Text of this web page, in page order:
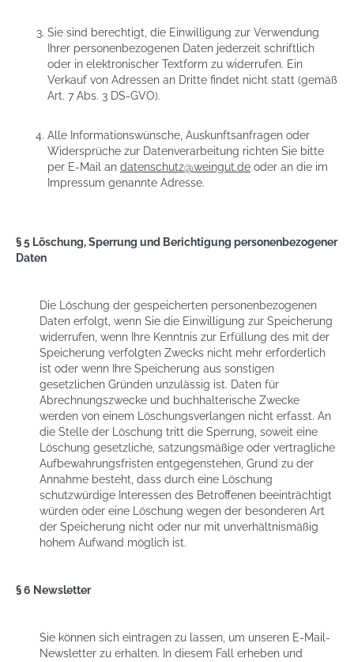
Sie sind berechtigt, die Einwilligung zur Verwendung
Ihrer personenbezogenen Daten jederzeit schriftlich
oder in elektronischer Textform zu widerrufen. Ein
Verkauf von Adressen an Dritte findet nicht statt (gemäß
Art. 7 Abs. 3 DS-GVO).
Alle Informationswünsche, Auskunftsanfragen oder
Widersprüche zur Datenverarbeitung richten Sie bitte
per E-Mail an datenschutz@weingut.de oder an die im
Impressum genannte Adresse.
§ 5 Löschung, Sperrung und Berichtigung personenbezogener
Daten
Die Löschung der gespeicherten personenbezogenen
Daten erfolgt, wenn Sie die Einwilligung zur Speicherung
widerrufen, wenn Ihre Kenntnis zur Erfüllung des mit der
Speicherung verfolgten Zwecks nicht mehr erforderlich
ist oder wenn Ihre Speicherung aus sonstigen
gesetzlichen Gründen unzulässig ist. Daten für
Abrechnungszwecke und buchhalterische Zwecke
werden von einem Löschungsverlangen nicht erfasst. An
die Stelle der Löschung tritt die Sperrung, soweit eine
Löschung gesetzliche, satzungsmäßige oder vertragliche
Aufbewahrungsfristen entgegenstehen, Grund zu der
Annahme besteht, dass durch eine Löschung
schutzwürdige Interessen des Betroffenen beeinträchtigt
würden oder eine Löschung wegen der besonderen Art
der Speicherung nicht oder nur mit unverhältnismäßig
hohem Aufwand möglich ist.
§ 6 Newsletter
Sie können sich eintragen zu lassen, um unseren E-Mail-
Newsletter zu erhalten. In diesem Fall erheben und